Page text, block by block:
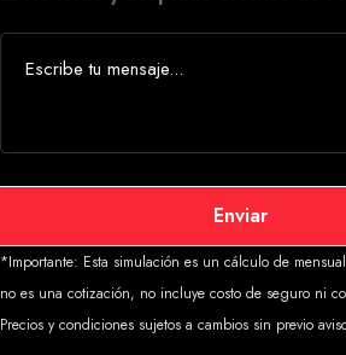
Enviar
*Importante: Esta simulación es un cálculo de
no es una cotización, no incluye costo de seguro ni
Precios y condiciones sujetos a cambios sin previo